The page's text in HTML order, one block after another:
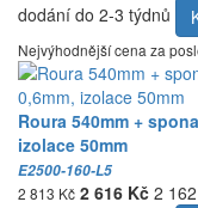
dodání do 2-3 týdnů
Nejvýhodnější cena za
Roura 540mm +
izolace 50mm
E2500-160-L5
2 813 Kč 2 616 Kč 2